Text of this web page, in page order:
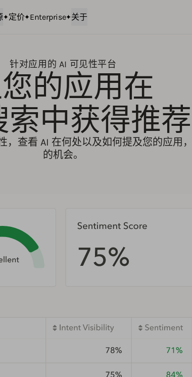
定价 Enterprise 关于
针对应用的 AI 可见性平台
的应用在
中获得推荐
，查看 AI 在何处以及如何提及您的应用
的机会。